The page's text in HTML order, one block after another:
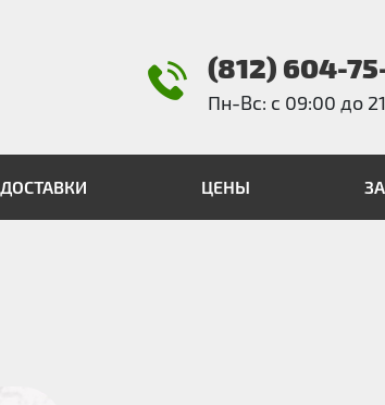
(812) 604-
Пн-Вс: с 09:00 до
ЦЕНЫ